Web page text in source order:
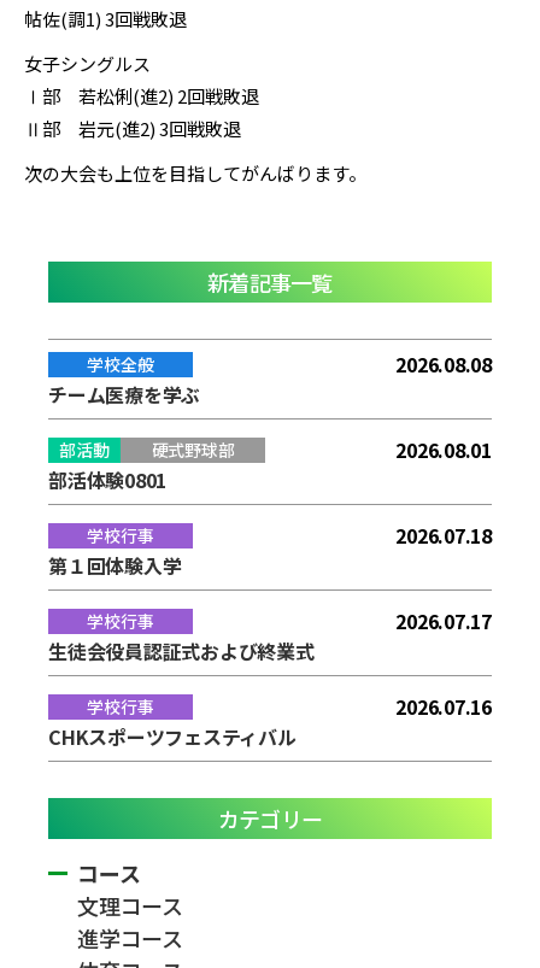
帖佐(調1) 3回戦敗退
女子シングルス
Ⅰ部 若松俐(進2) 2回戦敗退
Ⅱ部 岩元(進2) 3回戦敗退
次の大会も上位を目指してがんばります。
新着記事一覧
学校全般
2026.08.08
チーム医療を学ぶ
部活動 硬式野球部
2026.08.01
部活体験0801
学校行事
2026.07.18
第１回体験入学
学校行事
2026.07.17
生徒会役員認証式および終業式
学校行事
2026.07.16
CHKスポーツフェスティバル
カテゴリー
コース
文理コース
進学コース